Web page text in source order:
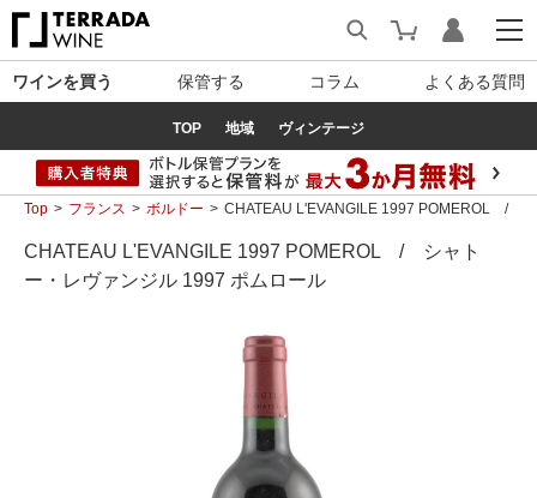
ワインを買う 保管する コラム よくある質問
TOP 地域 ヴィンテージ
Top フランス ボルドー CHATEAU L'EVANGILE 1997 POMEROL /
CHATEAU L'EVANGILE 1997 POMEROL / シャト
ー・レヴァンジル 1997 ポムロール